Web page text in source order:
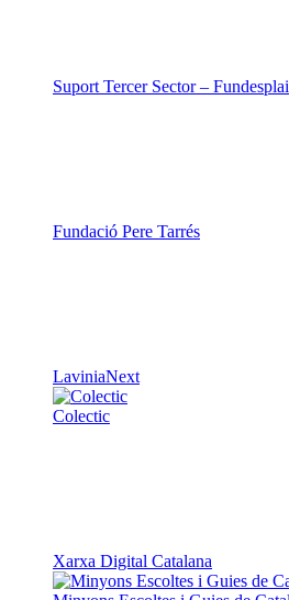
Suport Tercer Sector – Fundesplai
Fundació Pere Tarrés
LaviniaNext
Colectic